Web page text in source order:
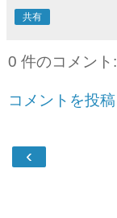
共有
0 件のコメント:
コメントを投稿
‹